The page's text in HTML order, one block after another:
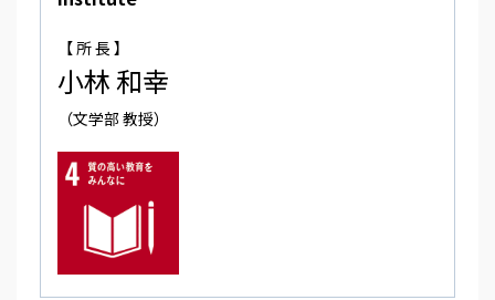
【 所 長 】
小林 和幸
（文学部 教授）